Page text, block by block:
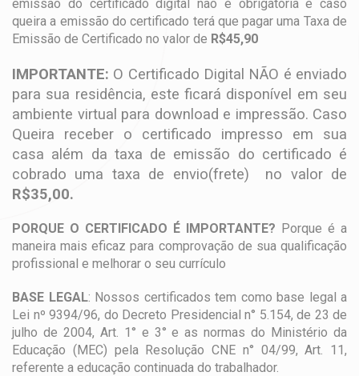
emissão do certificado digital não é obrigatória e caso
queira a emissão do certificado terá que pagar uma Taxa de
Emissão de Certificado no valor de R$45,90
IMPORTANTE: O Certificado Digital NÃO é enviado
para sua residência, este ficará disponível em seu
ambiente virtual para download e impressão. Caso
Queira receber o certificado impresso em sua
casa além da taxa de emissão do certificado é
cobrado uma taxa de envio(frete) no valor de
R$35,00.
PORQUE O CERTIFICADO É IMPORTANTE? Porque é a
maneira mais eficaz para comprovação de sua qualificação
profissional e melhorar o seu currículo
BASE LEGAL: Nossos certificados tem como base legal a
Lei nº 9394/96, do Decreto Presidencial n° 5.154, de 23 de
julho de 2004, Art. 1° e 3° e as normas do Ministério da
Educação (MEC) pela Resolução CNE n° 04/99, Art. 11,
referente a educação continuada do trabalhador.